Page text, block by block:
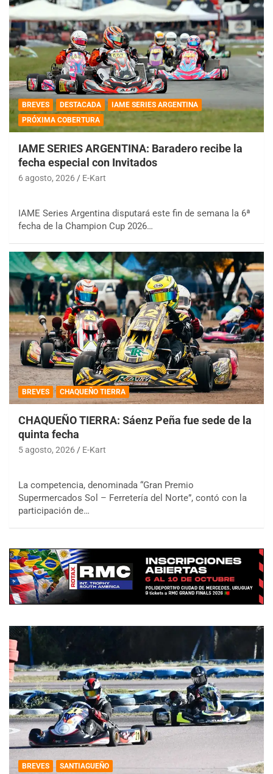
BREVES DESTACADA
IAME SERIES ARGENTINA
PRÓXIMA COBERTURA
IAME SERIES ARGENTINA: Baradero recibe la
fecha especial con Invitados
6 agosto, 2026 E-Kart
IAME Series Argentina disputará este fin de semana la 6ª
fecha de la Champion Cup 2026…
BREVES CHAQUEÑO TIERRA
CHAQUEÑO TIERRA: Sáenz Peña fue sede de la
quinta fecha
5 agosto, 2026 E-Kart
La competencia, denominada “Gran Premio
Supermercados Sol – Ferretería del Norte”, contó con la
participación de…
BREVES SANTIAGUEÑO